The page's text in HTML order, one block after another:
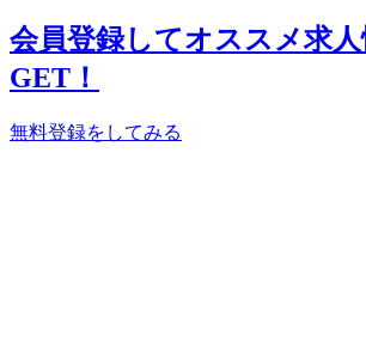
会員登録してオススメ求
GET！
無料登録をしてみる